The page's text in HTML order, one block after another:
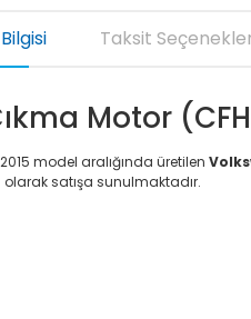
Taksit
Motor
model aralığında üretilen
satışa sunulmaktadır.